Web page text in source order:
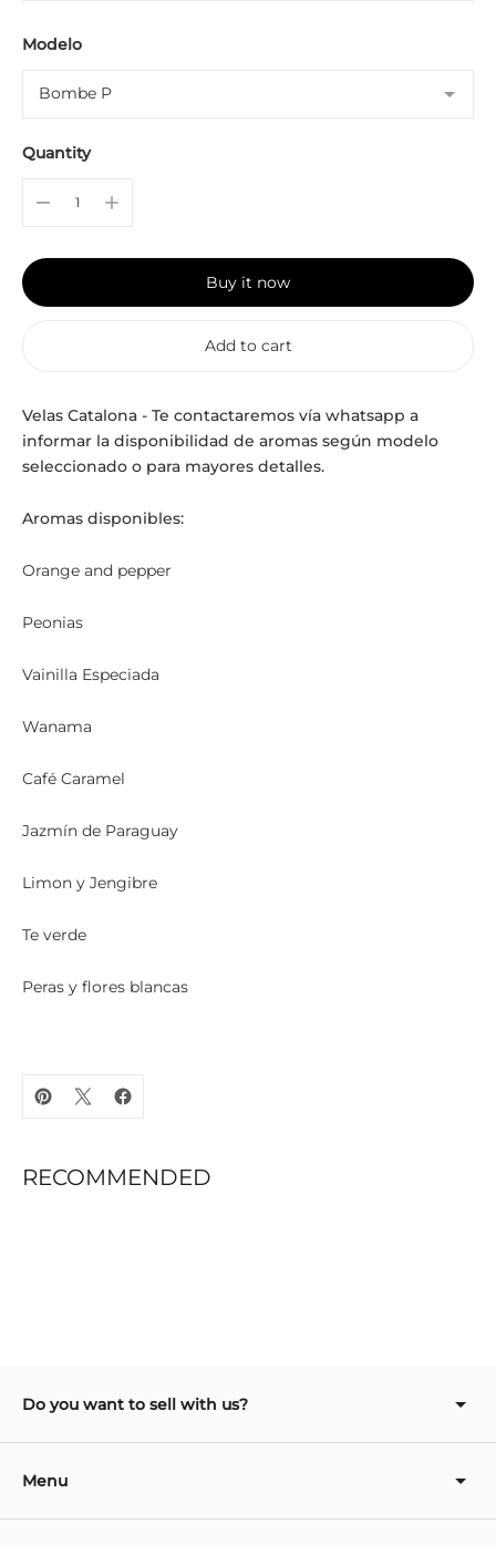
Modelo
Quantity
Buy it now
Add to cart
Velas Catalona - Te contactaremos vía whatsapp a
informar la disponibilidad de aromas según modelo
seleccionado o para mayores detalles.
Aromas disponibles:
Orange and pepper
Peonias
Vainilla Especiada
Wanama
Café Caramel
Jazmín de Paraguay
Limon y Jengibre
Te verde
Peras y flores blancas
to
your
RECOMMENDED
Do you want to sell with us?
Menu